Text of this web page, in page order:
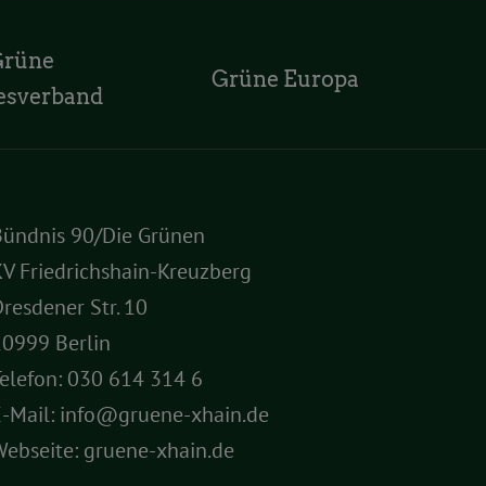
Grüne Europa
90/Die Grünen
Friedrichshain-Kreuzberg
Str. 10
Berlin
030 614 314 6
Mail: info@gruene-xhain.de
gruene-xhain.de